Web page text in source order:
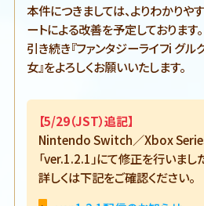
本件につきましては、よりわかりや
ートによる改善を予定しております。
引き続き『ファンタジーライフi グ
女』をよろしくお願いいたします。
【5/29（JST）追記】
Nintendo Switch／Xbox Series
「ver.1.2.1」にて修正を行いまし
詳しくは下記をご確認ください。